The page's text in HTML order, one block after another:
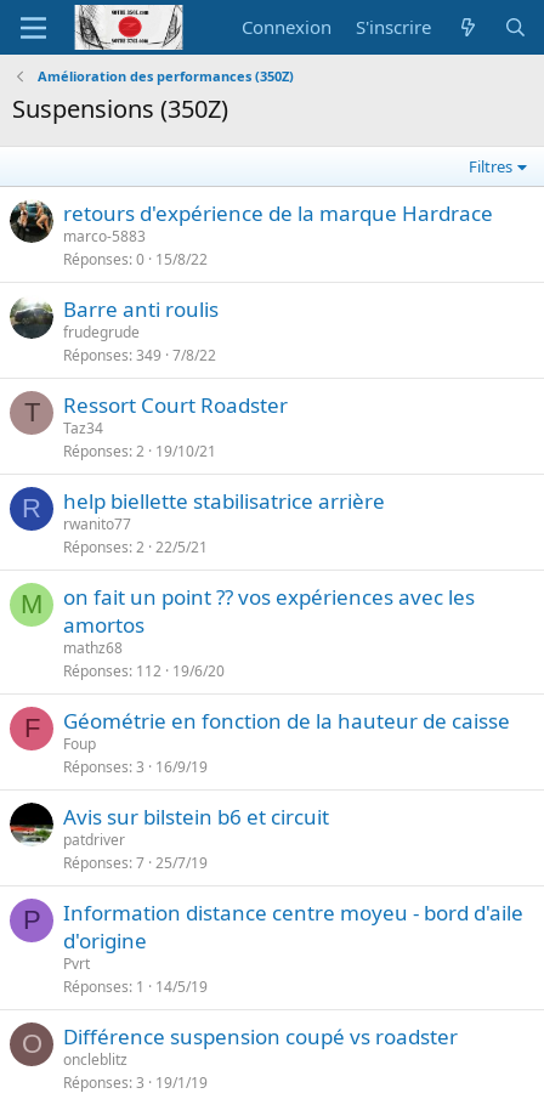
Connexion S'inscrire
Amélioration des performances (350Z)
Suspensions (350Z)
Filtres
retours d'expérience de la marque Hardrace
marco-5883
Réponses 0 15/8/22
Barre anti roulis
frudegrude
Réponses 349 7/8/22
T Ressort Court Roadster
Taz34
Réponses 2 19/10/21
R help biellette stabilisatrice arrière
rwanito77
Réponses 2 22/5/21
M
on fait un point ?? vos expériences avec les
amortos
mathz68
Réponses 112 19/6/20
F Géométrie en fonction de la hauteur de caisse
Foup
Réponses 3 16/9/19
Avis sur bilstein b6 et circuit
patdriver
Réponses 7 25/7/19
P
Information distance centre moyeu - bord d'aile
d'origine
Pvrt
Réponses 1 14/5/19
O Différence suspension coupé vs roadster
oncleblitz
Réponses 3 19/1/19